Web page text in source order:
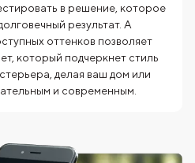
в решение, которое
результат. А
оттенков позволяет
который подчеркнет стиль
делая ваш дом или
и современным.